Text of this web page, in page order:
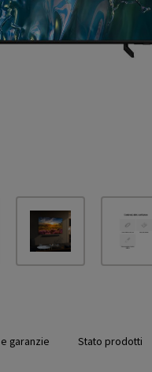
e garanzie Stato prodotti